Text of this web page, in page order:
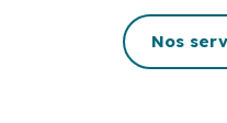
Nos